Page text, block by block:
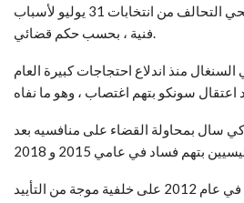
وتم استبعاد قائمة مرشحي التحالف من انتخابات 31 يوليو لأسباب
فنية ، بحسب حكم قضائي.
منذ اندلاع احتجاجات كبيرة العام
سال بمحاولة القضاء على منافسيه بعد
ووصل سال إلى السلطة في عام 2012 على خلفية موجة من التأييد